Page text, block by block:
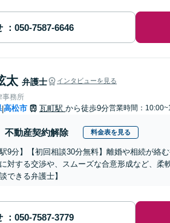
太 弁護士 インタビューを見る
事務所
|高松市 瓦町駅 から徒歩9分営業時間：
不動産契約解除 料金表を見る
9分】【初回相談30分無料】離婚や相続が絡
対する交渉や、スムーズな合意形成など、
できる弁護士】